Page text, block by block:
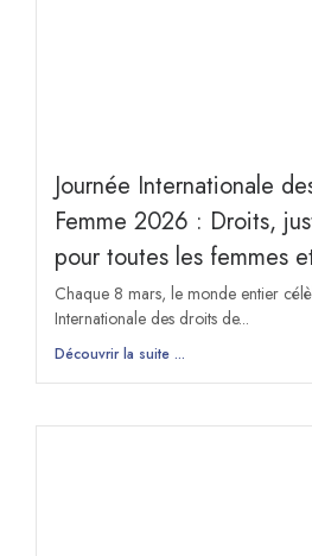
Journée Internationale
Femme 2026 : Droits,
pour toutes les femmes
Chaque 8 mars, le monde entier
Internationale des droits de...
Découvrir la suite ...